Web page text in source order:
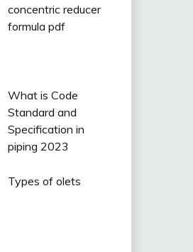
concentric reducer
formula pdf
What is Code
Standard and
Specification in
piping 2023
Types of olets